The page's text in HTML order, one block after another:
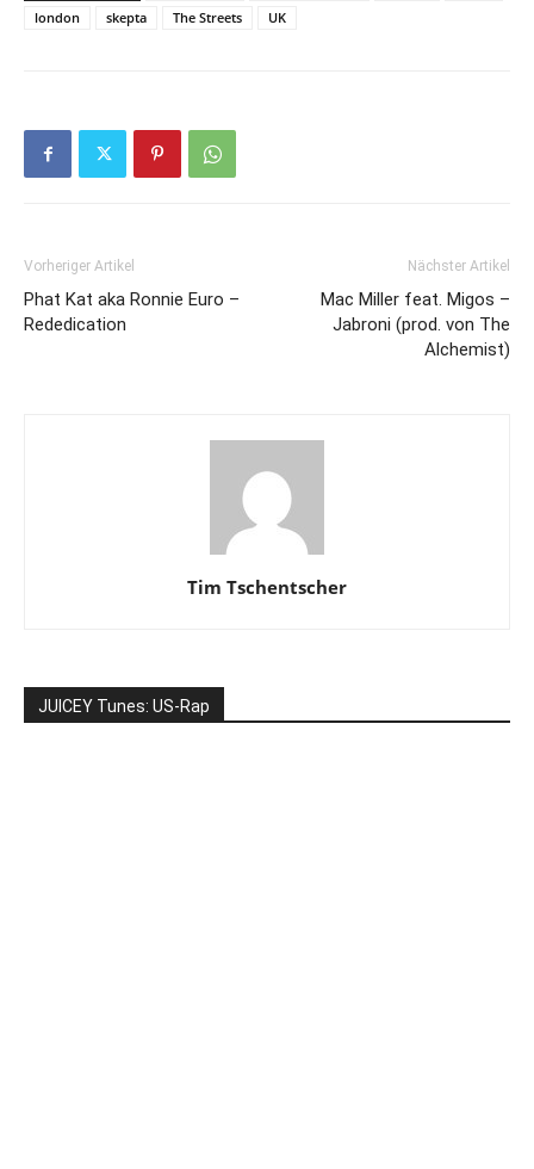
london
skepta The Streets UK
Vorheriger Artikel
Phat Kat aka Ronnie Euro –
Rededication
Nächster Artikel
Mac Miller feat. Migos –
Jabroni (prod. von The
Alchemist)
Tim Tschentscher
JUICEY Tunes: US-Rap